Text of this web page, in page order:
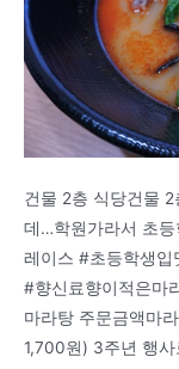
건물 2층 식당건물
데…학원가라서 초
레이스 #초등학생
#향신료향이적은마
마라탕 주문금액마
1,700원) 3주년 행